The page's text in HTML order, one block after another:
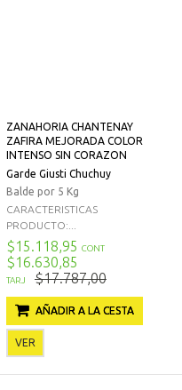
ZANAHORIA CHANTENAY
ZAFIRA MEJORADA COLOR
INTENSO SIN CORAZON
Garde Giusti Chuchuy
Balde por 5 Kg
CARACTERISTICAS
PRODUCTO:...
$15.118,95 CONT
$16.630,85
TARJ $17.787,00
AÑADIR A LA CESTA
VER